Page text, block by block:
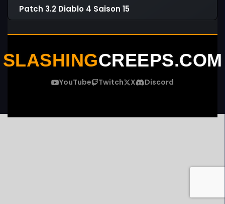
Patch 3.2 Diablo 4 Saison 15
SLASHINGCREEPS.COM
YouTube Twitch X Discord